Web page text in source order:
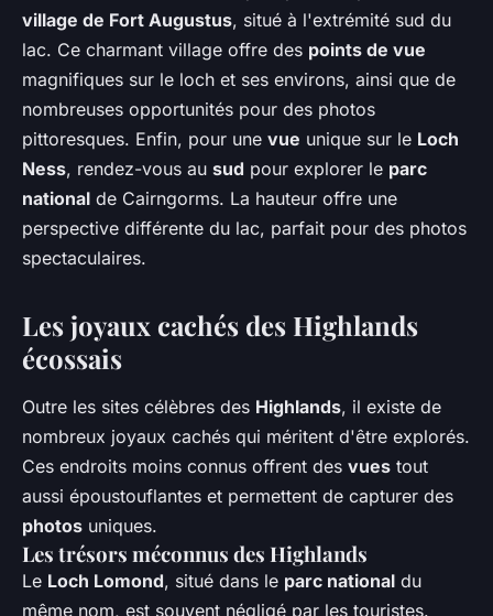
village de Fort Augustus, situé à l'extrémité sud du
lac. Ce charmant village offre des points de vue
magnifiques sur le loch et ses environs, ainsi que de
nombreuses opportunités pour des photos
pittoresques. Enfin, pour une vue unique sur le Loch
Ness, rendez-vous au sud pour explorer le parc
national de Cairngorms. La hauteur offre une
perspective différente du lac, parfait pour des photos
spectaculaires.
Les joyaux cachés des Highlands
écossais
Outre les sites célèbres des Highlands, il existe de
nombreux joyaux cachés qui méritent d'être explorés.
Ces endroits moins connus offrent des vues tout
aussi époustouflantes et permettent de capturer des
photos uniques.
Les trésors méconnus des Highlands
Le Loch Lomond, situé dans le parc national du
même nom, est souvent négligé par les touristes.